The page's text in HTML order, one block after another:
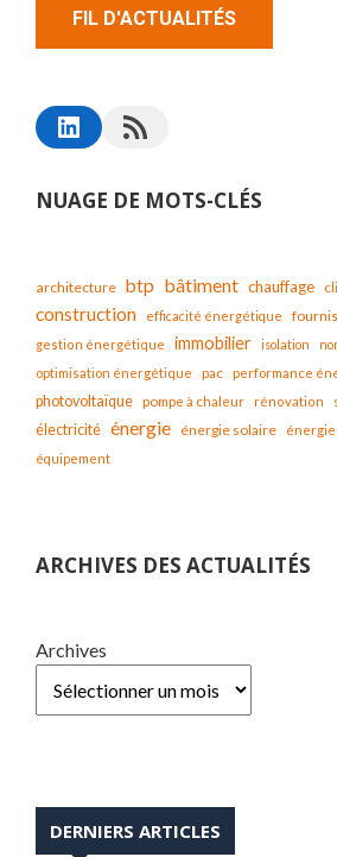
FIL D'ACTUALITÉS
NUAGE DE MOTS-CLÉS
architecture btp bâtiment chauffage
construction efficacité énergétique
gestion énergétique immobilier isolation
optimisation énergétique
pac performance
photovoltaïque pompe à chaleur rénovation
électricité énergie énergie solaire
équipement
ARCHIVES DES ACTUALITÉS
Archives
DERNIERS ARTICLES